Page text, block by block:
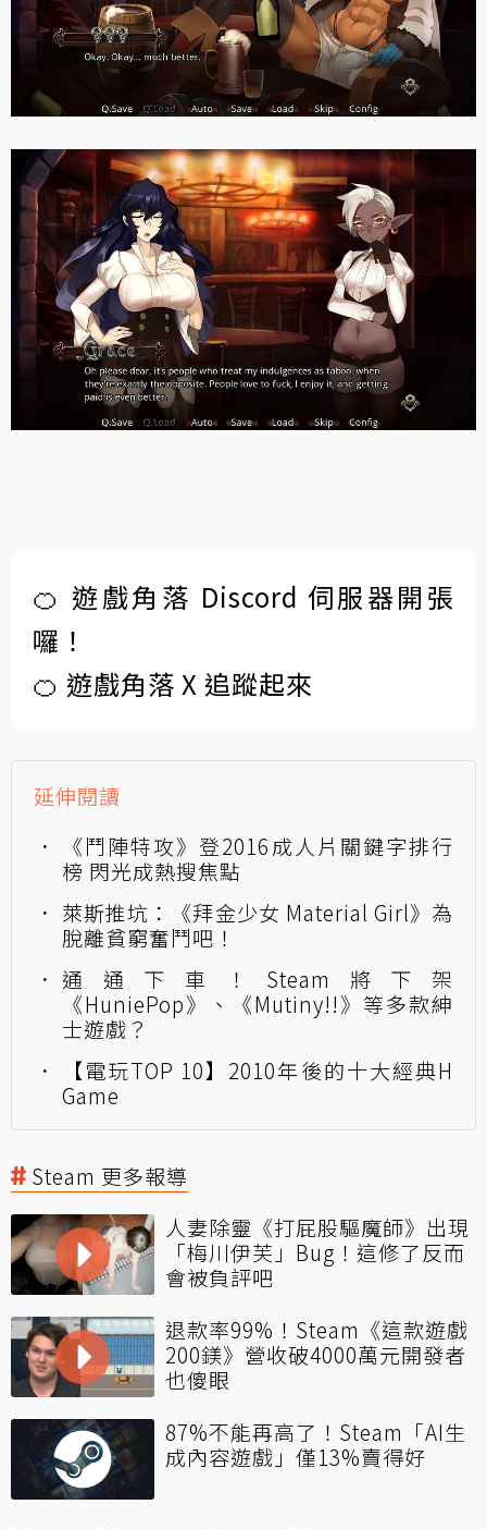
🍊 遊戲角落 Discord 伺服器開張
囉！
🍊 遊戲角落 X 追蹤起來
延伸閱讀
《鬥陣特攻》登2016成人片關鍵字排行
榜 閃光成熱搜焦點
萊斯推坑：《拜金少女 Material Girl》為
脫離貧窮奮鬥吧！
通通下車！Steam將下架
《HuniePop》、《Mutiny!!》等多款紳
士遊戲？
【電玩TOP 10】2010年後的十大經典H
Game
Steam 更多報導
人妻除靈《打屁股驅魔師》出現
「梅川伊芙」Bug！這修了反而
會被負評吧
退款率99%！Steam《這款遊戲
200鎂》營收破4000萬元開發者
也傻眼
87%不能再高了！Steam「AI生
成內容遊戲」僅13%賣得好